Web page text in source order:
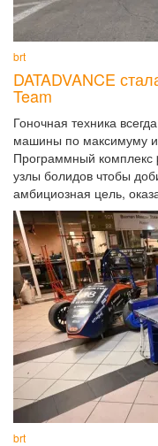
brt
DATADVANCE
Team
Гоночная техника
машины по максимуму
Программный комплекс
узлы болидов чтобы
амбициозная цель,
brt